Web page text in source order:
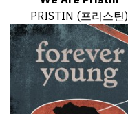
PRISTIN (프리스틴)